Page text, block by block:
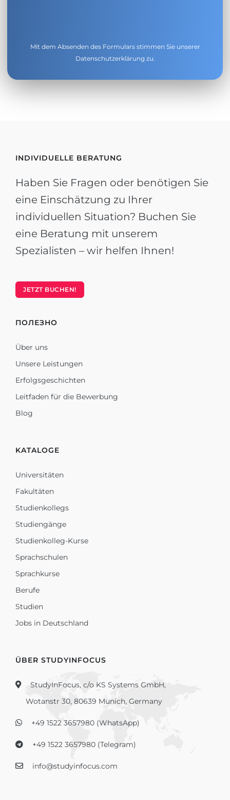
Mit dem Absenden des Formulars stimmen Sie unserer
Datenschutzerklärung zu.
INDIVIDUELLE BERATUNG
Haben Sie Fragen oder benötigen Sie
eine Einschätzung zu Ihrer
individuellen Situation? Buchen Sie
eine Beratung mit unserem
Spezialisten – wir helfen Ihnen!
JETZT BUCHEN!
ПОЛЕЗНО
Über uns
Unsere Leistungen
Erfolgsgeschichten
Leitfaden für die Bewerbung
Blog
KATALOGE
Universitäten
Fakultäten
Studienkollegs
Studiengänge
Studienkolleg-Kurse
Sprachschulen
Sprachkurse
Berufe
Studien
Jobs in Deutschland
ÜBER STUDYINFOCUS
StudyInFocus, c/o KS Systems GmbH,
Wotanstr 30, 80639 Munich, Germany
+49 1522 3657980 (WhatsApp)
+49 1522 3657980 (Telegram)
info@studyinfocus.com